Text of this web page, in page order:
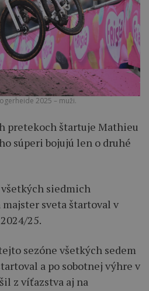
2025 – muži.
pretekoch štartuje Mathieu
súperi bojujú len o druhé
siedmich
sveta štartoval v
25.
sezóne všetkých sedem
a po sobotnej výhre v
z víťazstva aj na